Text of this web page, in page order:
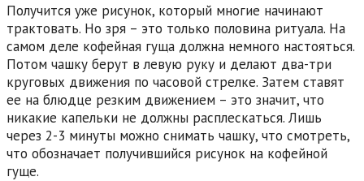
Получится уже рисунок, который многие начинают
трактовать. Но зря – это только половина ритуала. На
самом деле кофейная гуща должна немного настояться.
Потом чашку берут в левую руку и делают два-три
круговых движения по часовой стрелке. Затем ставят
ее на блюдце резким движением – это значит, что
никакие капельки не должны расплескаться. Лишь
через 2-3 минуты можно снимать чашку, что смотреть,
что обозначает получившийся рисунок на кофейной
гуще.